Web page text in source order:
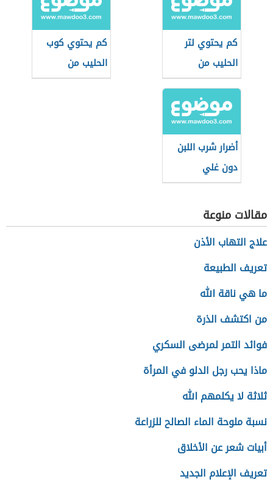
كم يحتوي لتر
الحليب من
البروتين
كم يحتوي كوب
الحليب من
البروتين
أضرار شرب اللبن
دون غلي
مقالات منوعة
علاج التهاب الأذن
تعريف الطبيعة
ما هي ناقة الله
من اكتشف الذرة
فوائد التمر لمرضى السكري
ماذا يحب رجل الدلو في المرأة
ثلاثة لا يكلمهم الله
نسبة ملوحة الماء الصالح للزراعة
أبيات شعر عن الأخلاق
تعريف الإعلام الجديد